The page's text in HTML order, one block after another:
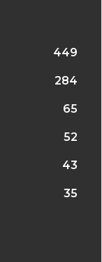
449
284
65
52
43
35